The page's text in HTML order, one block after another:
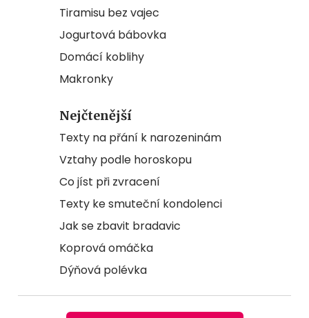
Tiramisu bez vajec
Jogurtová bábovka
Domácí koblihy
Makronky
Nejčtenější
Texty na přání k narozeninám
Vztahy podle horoskopu
Co jíst při zvracení
Texty ke smuteční kondolenci
Jak se zbavit bradavic
Koprová omáčka
Dýňová polévka